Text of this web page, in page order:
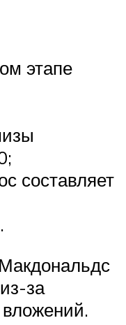
этапе
составляет
за